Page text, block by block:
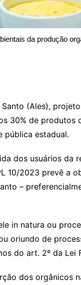
da produção
(Ales),
30% de produtos
pública estadual.
dos usuários da
10/2023 prevê a
–
in natura ou
oriundo de
do art. 2º da Lei
dos orgânicos